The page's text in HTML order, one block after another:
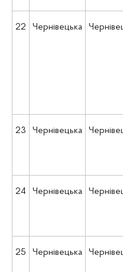
22 Чернівецька
23 Чернівецька
24 Чернівецька
25 Чернівецька